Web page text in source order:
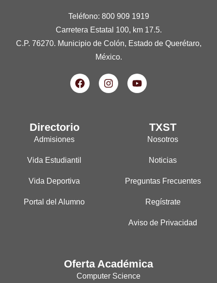
Teléfono: 800 909 1919
Carretera Estatal 100, km 17.5.
C.P. 76270. Municipio de Colón, Estado de Querétaro,
México.
Directorio
Admisiones
Vida Estudiantil
Vida Deportiva
Portal del Alumno
TXST
Nosotros
Noticias
Preguntas Frecuentes
Regístrate
Aviso de Privacidad
Oferta Académica
Computer Science